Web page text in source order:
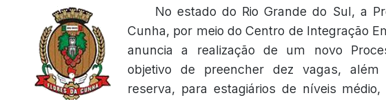
No estado do Rio Grande do Sul, a
Cunha, por meio do Centro de Integração
anuncia a realização de um novo
objetivo de preencher dez vagas,
reserva, para estagiários de níveis